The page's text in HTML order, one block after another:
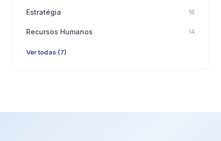
Estratégia 16
Recursos Humanos 14
Ver todas (7)